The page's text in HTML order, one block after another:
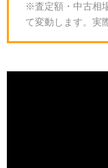
※査定額・中古相
て変動します。実